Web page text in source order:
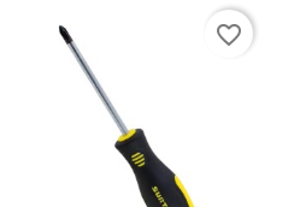
favorite_border